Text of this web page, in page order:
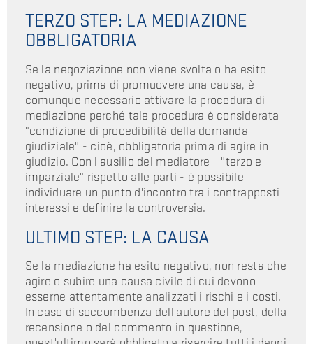
TERZO STEP: LA MEDIAZIONE
OBBLIGATORIA
Se la negoziazione non viene svolta o ha esito
negativo, prima di promuovere una causa, è
comunque necessario attivare la procedura di
mediazione perché tale procedura è considerata
"condizione di procedibilità della domanda
giudiziale" - cioè, obbligatoria prima di agire in
giudizio. Con l'ausilio del mediatore - "terzo e
imparziale" rispetto alle parti - è possibile
individuare un punto d'incontro tra i contrapposti
interessi e definire la controversia.
ULTIMO STEP: LA CAUSA
Se la mediazione ha esito negativo, non resta che
agire o subire una causa civile di cui devono
esserne attentamente analizzati i rischi e i costi.
In caso di soccombenza dell'autore del post, della
recensione o del commento in questione,